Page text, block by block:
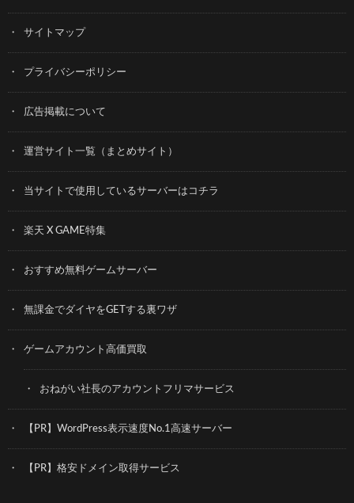
サイトマップ
プライバシーポリシー
広告掲載について
運営サイト一覧（まとめサイト）
当サイトで使用しているサーバーはコチラ
楽天 X GAME特集
おすすめ無料ゲームサーバー
無課金でダイヤをGETする裏ワザ
ゲームアカウント高価買取
おねがい社長のアカウントフリマサービス
【PR】WordPress表示速度No.1高速サーバー
【PR】格安ドメイン取得サービス